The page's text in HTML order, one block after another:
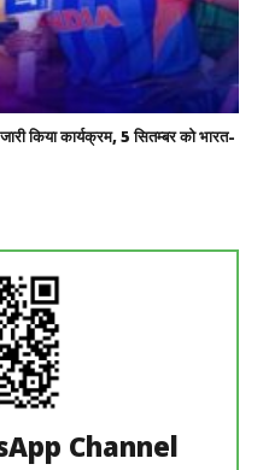
किया कार्यक्रम, 5 सितम्बर को भारत-
Channel